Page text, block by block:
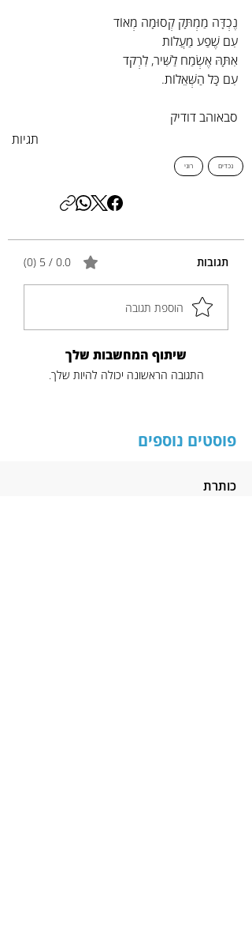
נֶכְדָּה מַמְתָּק קְסוּמָה מְאוֹד
עִם שֶׁפַע מַעֲלוֹת
אִתָּהּ אֶשְׂמַח לַשִּׁיר, לִרְקֹד
עִם כָּל הַשְּׁאֵלוֹת.
סבאוהב דודיק
תגיות
נכדים רוני
תגובות 0.0 / 5 ‏(0)
הוספת תגובה
שיתוף המחשבות שלך
התגובה הראשונה יכולה להיות שלך.
פוסטים נוספים
כותרת